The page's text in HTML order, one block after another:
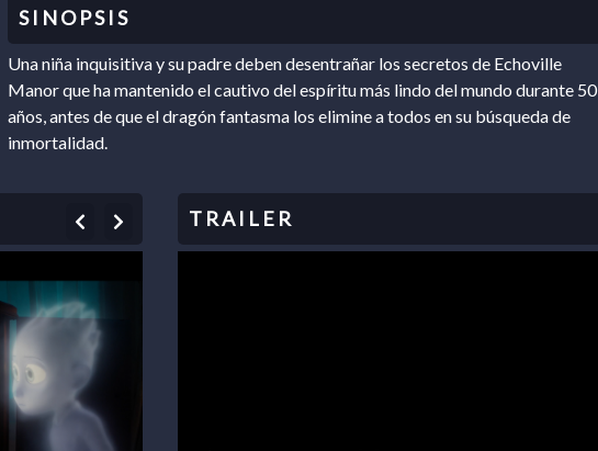
Una niña inquisitiva y su padre deben desentrañar los secretos de Echoville
Manor que ha mantenido el cautivo del espíritu más lindo del mundo durante 50
años, antes de que el dragón fantasma los elimine a todos en su búsqueda de
inmortalidad.
Previous